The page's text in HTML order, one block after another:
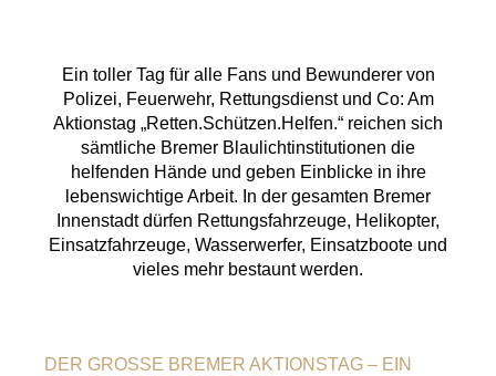
Ein toller Tag für alle Fans und Bewunderer von
Polizei, Feuerwehr, Rettungsdienst und Co: Am
Aktionstag „Retten.Schützen.Helfen.“ reichen sich
sämtliche Bremer Blaulichtinstitutionen die
helfenden Hände und geben Einblicke in ihre
lebenswichtige Arbeit. In der gesamten Bremer
Innenstadt dürfen Rettungsfahrzeuge, Helikopter,
Einsatzfahrzeuge, Wasserwerfer, Einsatzboote und
vieles mehr bestaunt werden.
DER GROSSE BREMER AKTIONSTAG – EIN F